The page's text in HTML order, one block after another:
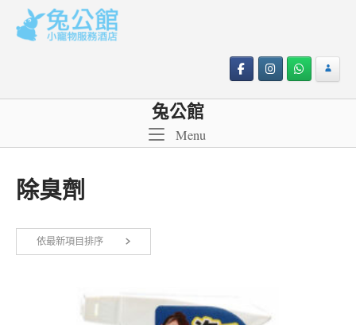
content
兔公館
MenuMenu
除臭劑
依最新項目排序